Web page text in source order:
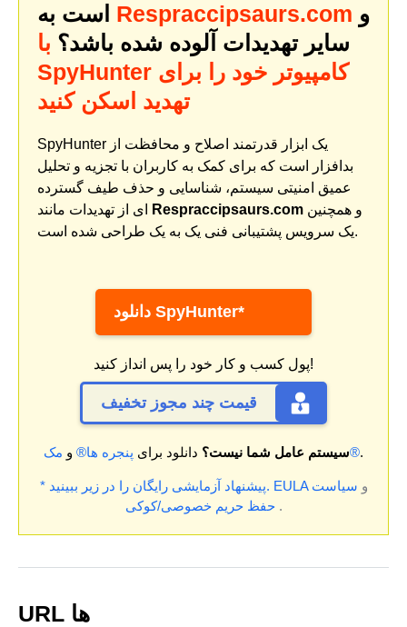
Respraccipsaurs.com
سایر تهدیدات آلوده شده باشد؟ با
SpyHunter کامپیوتر خود را برای
تهدید اسکن کنید
SpyHunter یک ابزار قدرتمند اصلاح و محافظت از
بدافزار است که برای کمک به کاربران با تجزیه و تحلیل
عمیق امنیتی سیستم، شناسایی و حذف طیف گسترده
Respraccipsaurs.com
یک سرویس پشتیبانی فنی یک به یک طراحی شده است.
دانلود SpyHunter*
پول کسب و کار خود را پس انداز کنید!
قیمت چند مجوز تخفیف
سیستم عامل شما نیست؟ دانلود برای پنجره ها® و مک®.
* پیشنهاد آزمایشی رایگان را در زیر ببینید. EULA و سیاست
حفظ حریم خصوصی/کوکی.
URL ها